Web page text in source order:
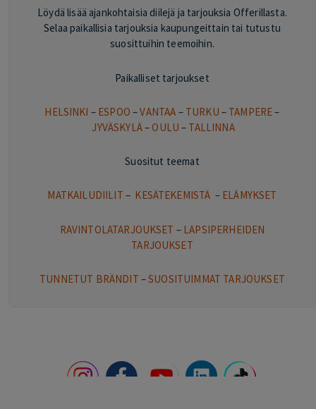
Löydä lisää ajankohtaisia diilejä ja tarjouksia Offerillasta.
Selaa paikallisia tarjouksia kaupungeittain tai tutustu
suosittuihin teemoihin.
Paikalliset tarjoukset
HELSINKI – ESPOO –VANTAA – TURKU – TAMPERE–
JYVÄSKYLÄ–OULU – TALLINNA
Suositut teemat
MATKAILUDIILIT – KESÄTEKEMISTÄ – ELÄMYKSET
RAVINTOLATARJOUKSET – LAPSIPERHEIDEN
TARJOUKSET
TUNNETUT BRÄNDIT –SUOSITUIMMAT TARJOUKSET